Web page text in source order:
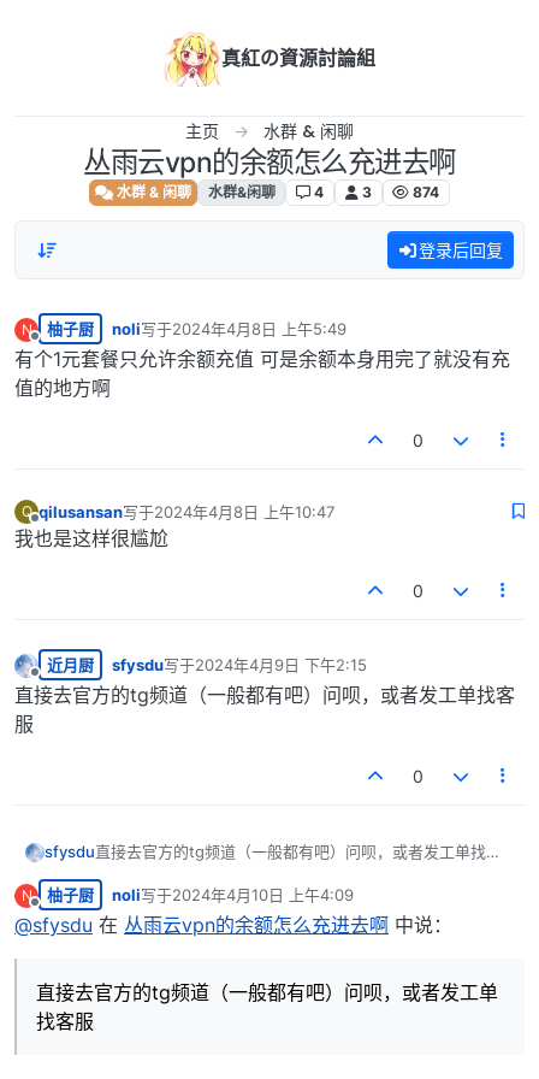
真紅の資源討論組
主页 水群 & 闲聊
丛雨云vpn的余额怎么充进去啊
水群 & 闲聊 水群&闲聊 4 3 874
登录后回复
N
离线
柚子厨 noli写于2024年4月8日 上午5:49
最后由 编辑
有个1元套餐只允许余额充值 可是余额本身用完了就没有充
值的地方啊
0
Q
离线
qilusansan写于2024年4月8日 上午10:47
最后由 编辑
我也是这样很尴尬
0
离线
近月厨 sfysdu写于2024年4月9日 下午2:15
最后由 编辑
直接去官方的tg频道（一般都有吧）问呗，或者发工单找客
服
0
sfysdu直接去官方的tg频道（一般都有吧）问呗，或者发工单找客
服
N
离线
柚子厨 noli写于2024年4月10日 上午4:09
最后由 编辑
@sfysdu 在 丛雨云vpn的余额怎么充进去啊 中说：
直接去官方的tg频道（一般都有吧）问呗，或者发工单
找客服